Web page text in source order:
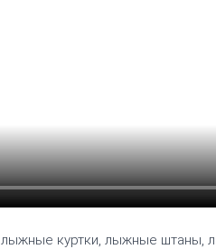
лыжные куртки, лыжные штаны,